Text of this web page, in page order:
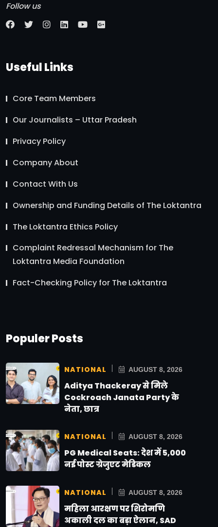
Follow us
Useful Links
Core Team Members
Our Journalists – Uttar Pradesh
Privacy Policy
Company About
Contact With Us
Ownership and Funding Details of The Loktantra
The Loktantra Ethics Policy
Complaint Redressal Mechanism for The
Loktantra Media Foundation
Fact-Checking Policy for The Loktantra
Populer Posts
NATIONAL AUGUST 8, 2026
Aditya Thackeray से मिले
Cockroach Janata Party के
नेता, छात्र
NATIONAL AUGUST 8, 2026
PG Medical Seats: देश में 5,000
नई पोस्ट ग्रेजुएट मेडिकल
NATIONAL AUGUST 8, 2026
महिला आरक्षण पर शिरोमणि
अकाली दल का बड़ा ऐलान, SAD